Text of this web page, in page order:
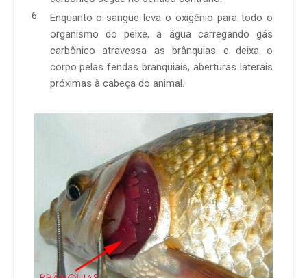
Enquanto o sangue leva o oxigênio para todo o
organismo do peixe, a água carregando gás
carbônico atravessa as brânquias e deixa o
corpo pelas fendas branquiais, aberturas laterais
próximas à cabeça do animal.